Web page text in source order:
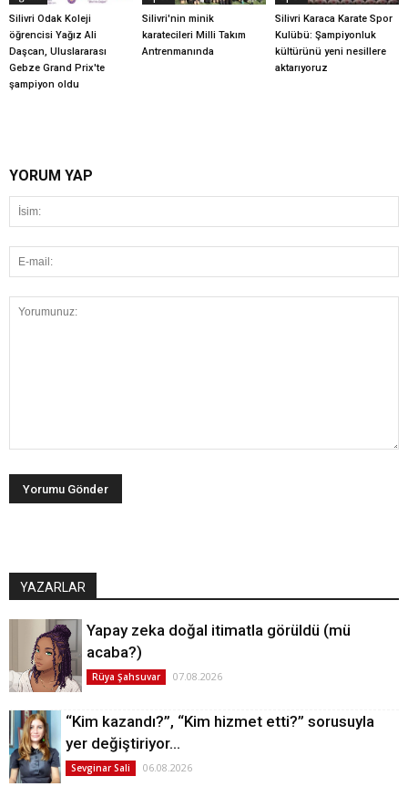
Silivri Odak Koleji
öğrencisi Yağız Ali
Daşcan, Uluslararası
Gebze Grand Prix'te
şampiyon oldu
Silivri'nin minik
karatecileri Milli Takım
Antrenmanında
Silivri Karaca Karate Spor
Kulübü: Şampiyonluk
kültürünü yeni nesillere
aktarıyoruz
YORUM YAP
YAZARLAR
Yapay zeka doğal itimatla görüldü (mü
acaba?)
Rüya Şahsuvar 07.08.2026
“Kim kazandı?”, “Kim hizmet etti?” sorusuyla
yer değiştiriyor…
Sevginar Sali 06.08.2026